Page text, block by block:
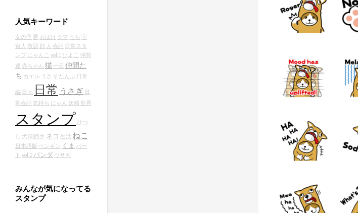
人気キーワード
女の子 君 おばけ クマ うち 宇
宙人 敬語 顔 人 会話 日常スタ
ンプ にゃんこ vol.1 ひよこ 仲間
達 赤ちゃん 猫 一日 仲間た
ち カエル うさ すたんぷ 日常
編 日々 日常 うさぎ 日
常会話 気持ち にゃん 妖精 世界
スタンプ ひつ
じ 犬 関西弁 ネコ 生活 ねこ
日本語版 ペンギン くま パー
ト vol.2 パンダ ウサギ
みんなが気になってる
スタンプ